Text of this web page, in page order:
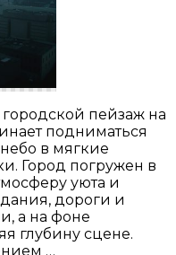
пейзаж на
подниматься
в мягкие
Город погружен в
уюта и
дороги и
а на фоне
глубину сцене.
…